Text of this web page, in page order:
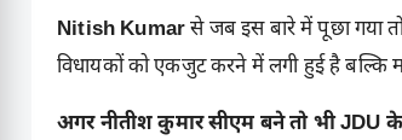
Nitish Kumarसे जब इस बारे में पूछा गया
विधायकों को एकजुट करने में लगी हुई है बल्कि
अगर नीतीश कुमार सीएम बने तो भी JDU